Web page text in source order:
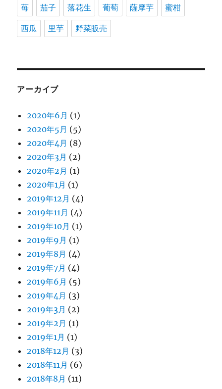
苺 茄子 落花生 葡萄 薩摩芋 蜜柑
西瓜 里芋 野菜販売
アーカイブ
2020年6月 (1)
2020年5月 (5)
2020年4月 (8)
2020年3月 (2)
2020年2月 (1)
2020年1月 (1)
2019年12月 (4)
2019年11月 (4)
2019年10月 (1)
2019年9月 (1)
2019年8月 (4)
2019年7月 (4)
2019年6月 (5)
2019年4月 (3)
2019年3月 (2)
2019年2月 (1)
2019年1月 (1)
2018年12月 (3)
2018年11月 (6)
2018年8月 (11)